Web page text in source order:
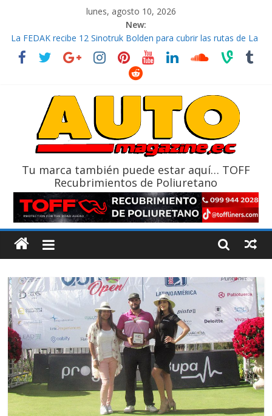
lunes, agosto 10, 2026
New:
La FEDAK recibe 12 Sinotruk Bolden para cubrir las rutas de La
Vuelta
El costo de tener un vehículo gana protagonismo a la hora de
¿Qué puede pasar con tu vehículo si permanece varios días sin
La Vuelta al Ecuador 2026, edición 47ª, recorre 7 provincias en 8
Tu marca también puede estar aquí… TOFF
Recubrimientos de Poliuretano